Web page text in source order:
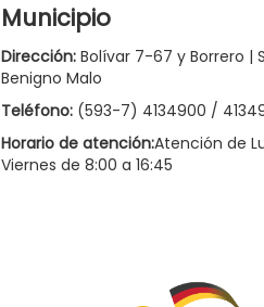
Municipio
Dirección: Bolívar 7-67 y Borrero |
Benigno Malo
Teléfono: (593-7) 4134900 /
Horario de atención:Atención de
Viernes de 8:00 a 16:45